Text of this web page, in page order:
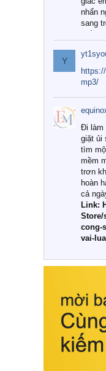
nhấn
sang
Tuy
với vô
như
được
cấp
khí
đình?
giải
1.
Khác
cao
liệu
này,
hồi
cột
Bên
sản
tế còn
Y
mp3/
Đi làm
giặt ủi
tìm
mềm
trơn
hoàn
cả
Link:
Store/
cong-
vai-